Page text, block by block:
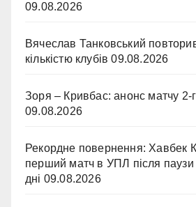
09.08.2026
Вячеслав Танковський
кількістю клубів 09.08.2026
Зоря – Кривбас: анонс матчу 2-
09.08.2026
Рекордне повернення: Хавбек
перший матч в УПЛ після паузи
дні 09.08.2026